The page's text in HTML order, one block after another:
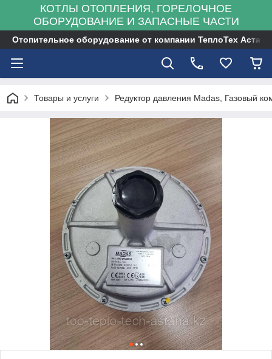
КОТЛЫ ОТОПЛЕНИЯ, ГОРЕЛОЧНОЕ
ОБОРУДОВАНИЕ И ЗАПАСНЫЕ ЧАСТИ
Отопительное оборудование от компании ТеплоТех Астана
Товары и услуги Редуктор давления Madas, Газовый